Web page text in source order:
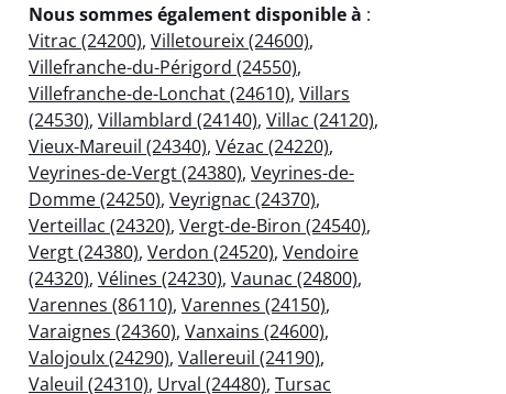
Nous sommes également disponible à :
Vitrac (24200), Villetoureix (24600),
Villefranche-du-Périgord (24550),
Villefranche-de-Lonchat (24610), Villars
(24530), Villamblard (24140), Villac (24120),
Vieux-Mareuil (24340), Vézac (24220),
Veyrines-de-Vergt (24380), Veyrines-de-
Domme (24250), Veyrignac (24370),
Verteillac (24320), Vergt-de-Biron (24540),
Vergt (24380), Verdon (24520), Vendoire
(24320), Vélines (24230), Vaunac (24800),
Varennes (86110), Varennes (24150),
Varaignes (24360), Vanxains (24600),
Valojoulx (24290), Vallereuil (24190),
Valeuil (24310), Urval (24480), Tursac